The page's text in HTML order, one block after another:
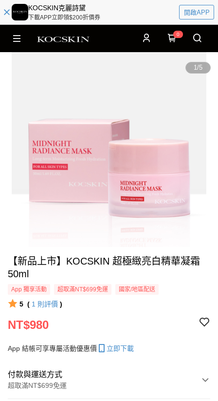
KOCSKIN克麗詩黛
下載APP立即領$200折價券
開啟APP
0
1/5
【新品上市】KOCSKIN 超極緻亮白精華凝霜
50ml
App 獨享活動 超取滿NT$699免運 國家/地區配送
5 ( 1 則評價 )
NT$980
App 結帳可享專屬活動優惠價 立即下載
付款與運送方式
超取滿NT$699免運